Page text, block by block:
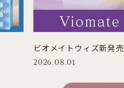
ビオメイトウィズ新発売
2026.08.01